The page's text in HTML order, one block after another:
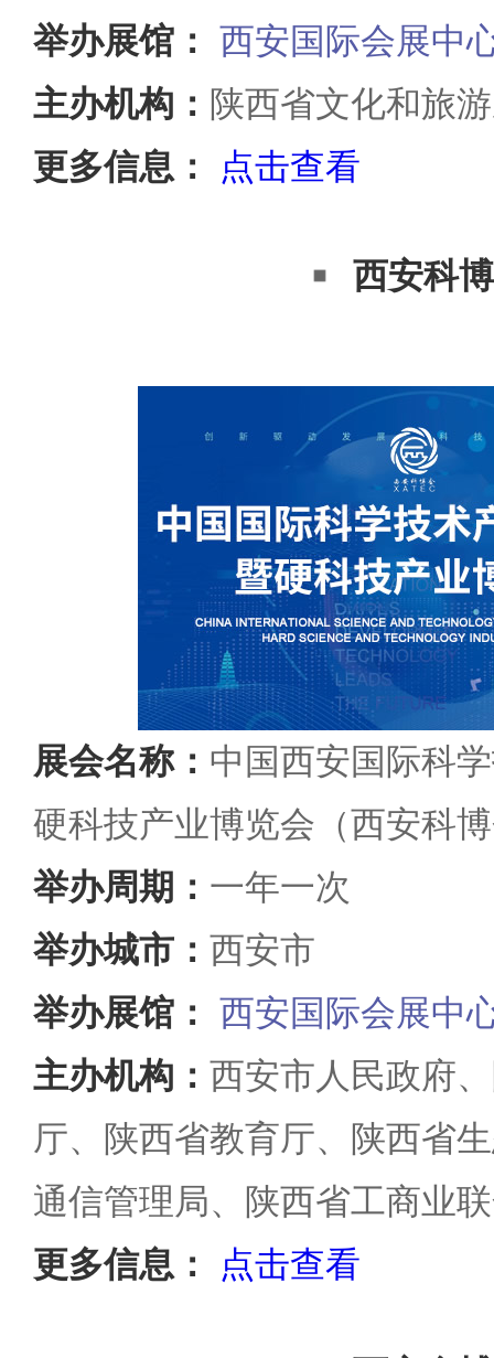
举办展馆：
西安国际会展中
主办机构： 陕西省文化和旅
更多信息：
点击查看
西安科
展会名称： 中国西安国际科
硬科技产业博览会（西安科
举办周期： 一年一次
举办城市： 西安市
举办展馆：
西安国际会展中
主办机构： 西安市人民政府
厅、陕西省教育厅、陕西省
通信管理局、陕西省工商业
更多信息：
点击查看